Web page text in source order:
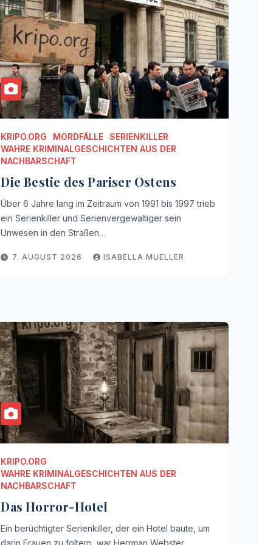
KRIPO.ORG MORDFÄLLE
SERIENKILLER
WAHRE KRIMINALGESCHICHTEN AUS DER
NACHBARSCHAFT
Die Bestie des Pariser Ostens
Über 6 Jahre lang im Zeitraum von 1991 bis 1997 trieb
ein Serienkiller und Serienvergewaltiger sein
Unwesen in den Straßen…
7. AUGUST 2026 ISABELLA MUELLER
KRIPO.ORG
WAHRE KRIMINALGESCHICHTEN AUS DER
NACHBARSCHAFT
Das Horror-Hotel
Ein berüchtigter Serienkiller, der ein Hotel baute, um